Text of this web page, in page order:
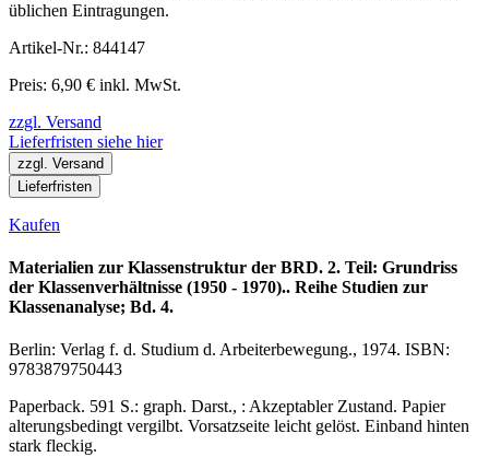
üblichen Eintragungen.
Artikel-Nr.: 844147
Preis: 6,90 € inkl. MwSt.
zzgl. Versand
Lieferfristen siehe hier
zzgl. Versand
Lieferfristen
Kaufen
Materialien zur Klassenstruktur der BRD. 2. Teil: Grundriss
der Klassenverhältnisse (1950 - 1970).. Reihe Studien zur
Klassenanalyse; Bd. 4.
Berlin: Verlag f. d. Studium d. Arbeiterbewegung., 1974. ISBN:
9783879750443
Paperback. 591 S.: graph. Darst., : Akzeptabler Zustand. Papier
alterungsbedingt vergilbt. Vorsatzseite leicht gelöst. Einband hinten
stark fleckig.